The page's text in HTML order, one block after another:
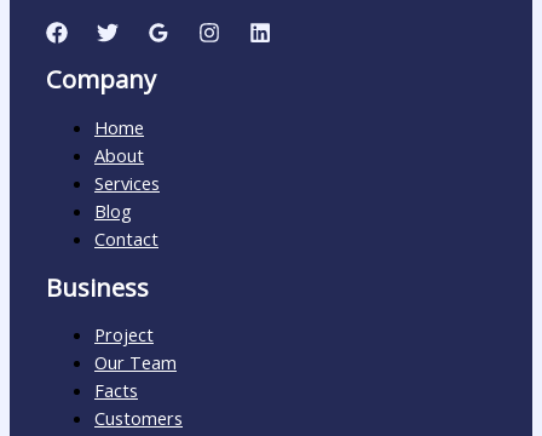
Company
Home
About
Services
Blog
Contact
Business
Project
Our Team
Facts
Customers